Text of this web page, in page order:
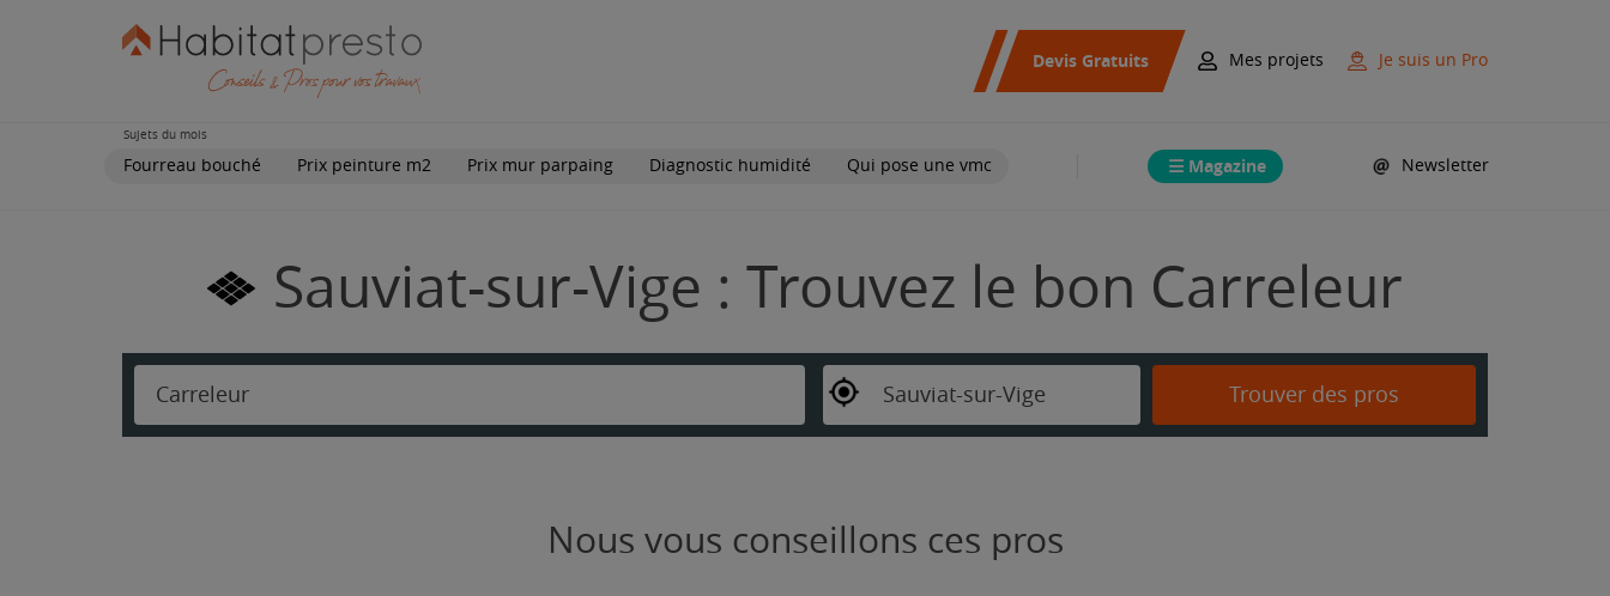
Devis Gratuits Mes projets Je suis un Pro
Sujets du mois
Fourreau bouché Prix peinture m2 Prix mur parpaing Diagnostic humidité Qui pose une vmc Magazine Newsletter
Sauviat-sur-Vige : Trouvez le bon Carreleur
Carreleur Sauviat-sur-Vige Trouver des pros
Nous vous conseillons ces pros